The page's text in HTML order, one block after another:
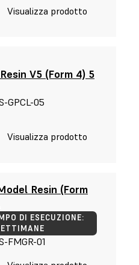
Visualizza prodotto
V5 (Form 4) 5
GPCL-05
Visualizza prodotto
Resin (Form
DI ESECUZIONE:
FMGR-01